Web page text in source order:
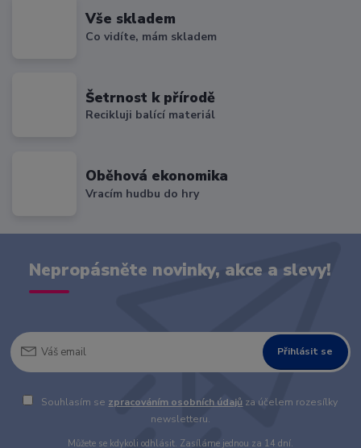
Vše skladem
Co vidíte, mám skladem
Šetrnost k přírodě
Recikluji balící materiál
Oběhová ekonomika
Vracím hudbu do hry
Nepropásněte novinky, akce a slevy!
Přihlásit se
Souhlasím se zpracováním osobních údajů za účelem rozesílky
newsletteru.
Můžete se kdykoli odhlásit. Zasíláme jednou za 14 dní.